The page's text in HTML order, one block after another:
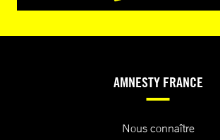
AMNESTY FRANCE
Nous connaître